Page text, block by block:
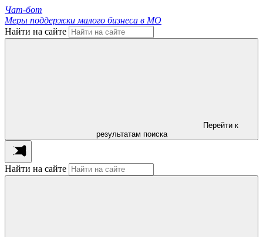
Чат-бот
Меры поддержки малого бизнеса в МО
Найти на сайте
Перейти к
результатам поиска
Найти на сайте